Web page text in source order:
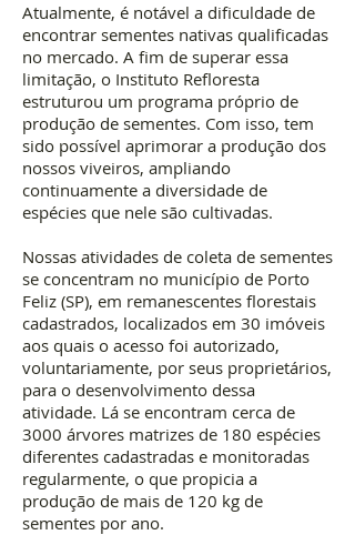
Atualmente, é notável a dificuldade de
encontrar sementes nativas qualificadas
no mercado. A fim de superar essa
limitação, o Instituto Refloresta
estruturou um programa próprio de
produção de sementes. Com isso, tem
sido possível aprimorar a produção dos
nossos viveiros, ampliando
continuamente a diversidade de
espécies que nele são cultivadas.
Nossas atividades de coleta de sementes
se concentram no município de Porto
Feliz (SP), em remanescentes florestais
cadastrados, localizados em 30 imóveis
aos quais o acesso foi autorizado,
voluntariamente, por seus proprietários,
para o desenvolvimento dessa
atividade. Lá se encontram cerca de
3000 árvores matrizes de 180 espécies
diferentes cadastradas e monitoradas
regularmente, o que propicia a
produção de mais de 120 kg de
sementes por ano.